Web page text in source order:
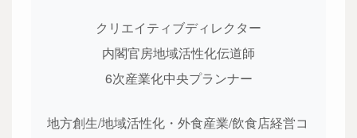
クリエイティブディレクター
内閣官房地域活性化伝道師
6次産業化中央プランナー
地方創生/地域活性化・外食産業/飲食店経営コ